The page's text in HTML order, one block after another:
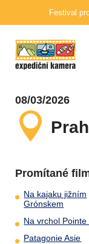
Festival
08/03/2026
Promítané
Na kajaku jižním
Grónskem
Na vrchol Pointe
Patagonie Asie